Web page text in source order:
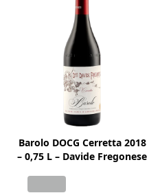
Barolo DOCG Cerretta 2018
– 0,75 L – Davide Fregonese